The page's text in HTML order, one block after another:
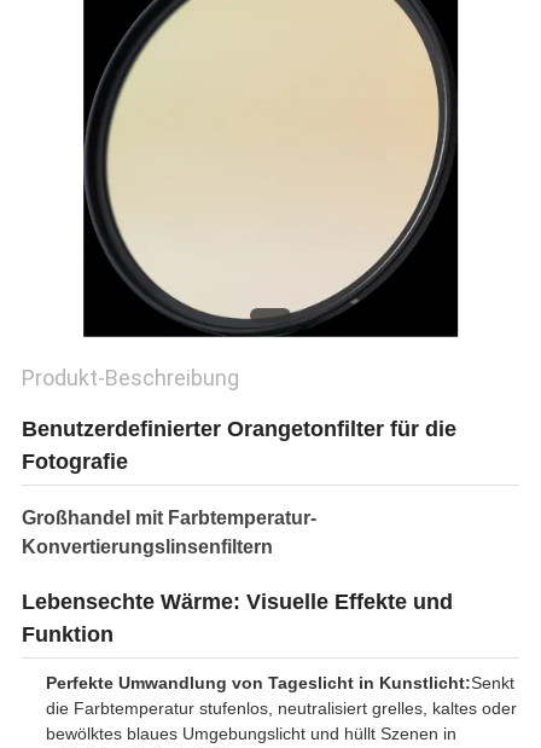
PRIVACY
POLICY
Produkt-Beschreibung
Benutzerdefinierter Orangetonfilter für die
Fotografie
Großhandel mit Farbtemperatur-
Konvertierungslinsenfiltern
Lebensechte Wärme: Visuelle Effekte und
Funktion
Perfekte Umwandlung von Tageslicht in Kunstlicht:Senkt
die Farbtemperatur stufenlos, neutralisiert grelles, kaltes oder
bewölktes blaues Umgebungslicht und hüllt Szenen in